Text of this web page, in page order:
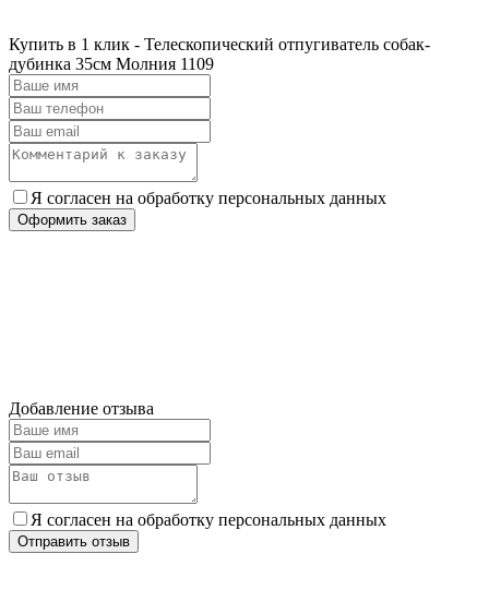
Купить в 1 клик - Телескопический отпугиватель собак-
дубинка 35см Молния 1109
Я согласен на обработку персональных данных
Оформить заказ
Добавление отзыва
Я согласен на обработку персональных данных
Отправить отзыв